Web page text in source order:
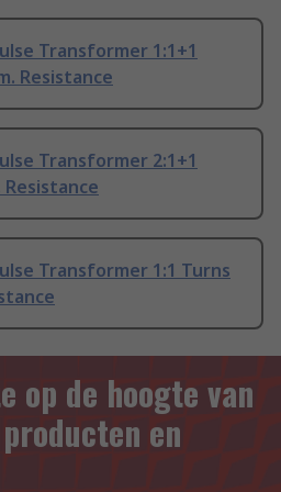
Transformer 1:1+1
Resistance
Transformer 2:1+1
Transformer 1:1 Turns
op de hoogte van
en